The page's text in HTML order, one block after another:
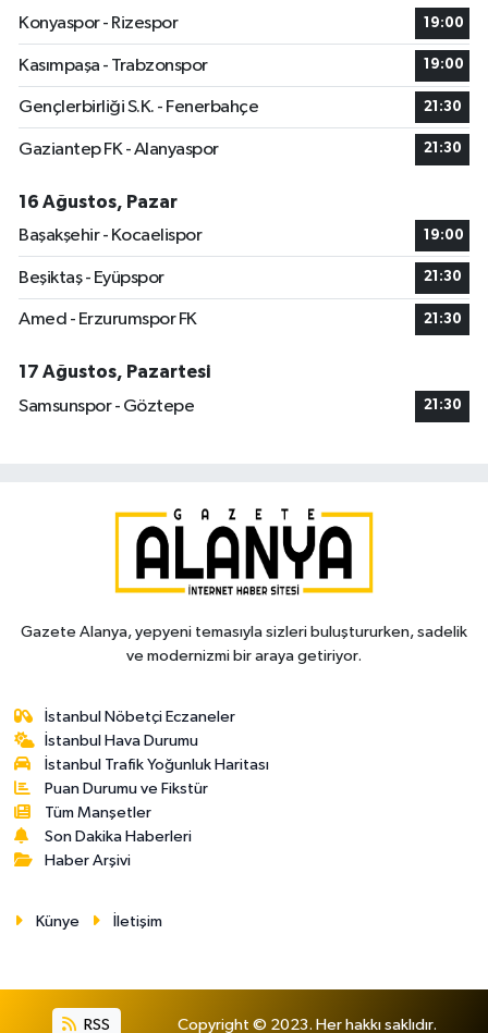
Konyaspor - Rizespor
19:00
Kasımpaşa - Trabzonspor 19:00
Gençlerbirliği S.K. - Fenerbahçe 21:30
Gaziantep FK - Alanyaspor 21:30
16 Ağustos, Pazar
Başakşehir - Kocaelispor
19:00
Beşiktaş - Eyüpspor 21:30
Amed - Erzurumspor FK 21:30
17 Ağustos, Pazartesi
Samsunspor - Göztepe
21:30
Gazete Alanya, yepyeni temasıyla sizleri buluştururken, sadelik
ve modernizmi bir araya getiriyor.
İstanbul Nöbetçi Eczaneler
İstanbul Hava Durumu
İstanbul Trafik Yoğunluk Haritası
Puan Durumu ve Fikstür
Tüm Manşetler
Son Dakika Haberleri
Haber Arşivi
Künye İletişim
RSS Copyright © 2023. Her hakkı saklıdır.